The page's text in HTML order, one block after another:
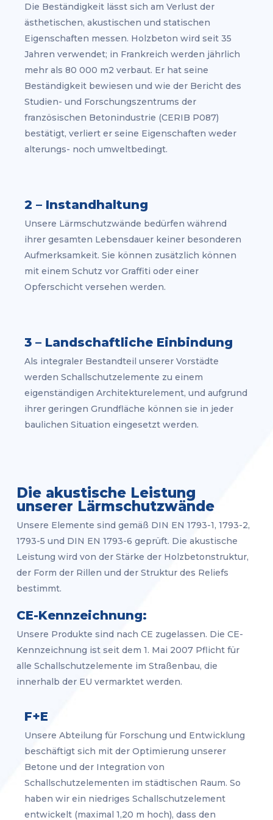
Die Beständigkeit lässt sich am Verlust der
ästhetischen, akustischen und statischen
Eigenschaften messen. Holzbeton wird seit 35
Jahren verwendet; in Frankreich werden jährlich
mehr als 80 000 m2 verbaut. Er hat seine
Beständigkeit bewiesen und wie der Bericht des
Studien- und Forschungszentrums der
französischen Betonindustrie (CERIB P087)
bestätigt, verliert er seine Eigenschaften weder
alterungs- noch umweltbedingt.
2 – Instandhaltung
Unsere Lärmschutzwände bedürfen während
ihrer gesamten Lebensdauer keiner besonderen
Aufmerksamkeit. Sie können zusätzlich können
mit einem Schutz vor Graffiti oder einer
Opferschicht versehen werden.
3 – Landschaftliche Einbindung
Als integraler Bestandteil unserer Vorstädte
werden Schallschutzelemente zu einem
eigenständigen Architekturelement, und aufgrund
ihrer geringen Grundfläche können sie in jeder
baulichen Situation eingesetzt werden.
Die akustische Leistung
unserer Lärmschutzwände
Unsere Elemente sind gemäß DIN EN 1793-1, 1793-2,
1793-5 und DIN EN 1793-6 geprüft. Die akustische
Leistung wird von der Stärke der Holzbetonstruktur,
der Form der Rillen und der Struktur des Reliefs
bestimmt.
CE-Kennzeichnung:
Unsere Produkte sind nach CE zugelassen. Die CE-
Kennzeichnung ist seit dem 1. Mai 2007 Pflicht für
alle Schallschutzelemente im Straßenbau, die
innerhalb der EU vermarktet werden.
F+E
Unsere Abteilung für Forschung und Entwicklung
beschäftigt sich mit der Optimierung unserer
Betone und der Integration von
Schallschutzelementen im städtischen Raum. So
haben wir ein niedriges Schallschutzelement
entwickelt (maximal 1,20 m hoch), dass den